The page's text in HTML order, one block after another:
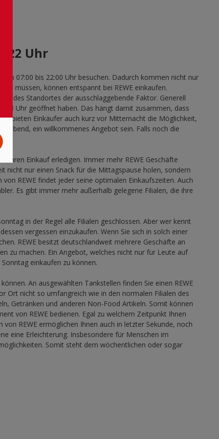
22 Uhr
07:00 bis 22:00 Uhr besuchen. Dadurch kommen nicht nur
müssen, können entspannt bei REWE einkaufen.
des Standortes der ausschlaggebende Faktor. Generell
23 Uhr geöffnet haben. Das hängt damit zusammen, dass
Einkäufer auch kurz vor Mitternacht die Möglichkeit,
ein willkommenes Angebot sein. Falls noch die
ihren Einkauf erledigen. Immer mehr REWE Geschäfte
nicht nur einen Snack für die Mittagspause holen, sondern
REWE findet jeder seine optimalen Einkaufszeiten. Auch
Es gibt immer mehr außerhalb gelegene Filialen, die ihre
in der Regel alle Filialen geschlossen. Aber wer kennt
vergessen einzukaufen. Wenn Sie sich in solch einer
REWE besitzt deutschlandweit mehrere Geschäfte an
zu machen. Ein Angebot, welches nicht nur für Leute auf
einkaufen zu können.
An ausgewählten Tankstellen finden Sie einen REWE
Ort nicht so umfangreich wie in den normalen Filialen des
Getränken und anderen Non-Food Artikeln. Somit können
von REWE bedienen. Egal zu welchem Zeitpunkt Ihnen
REWE ermöglichen Ihnen auch in letzter Sekunde, noch
eine Erleichterung. Insbesondere für Menschen im
Somit steht dem wöchentlichen oder sogar